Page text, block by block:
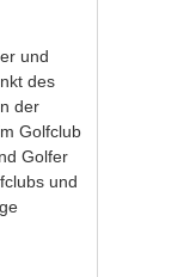
und
des
der
Golfclub
Golfer
und